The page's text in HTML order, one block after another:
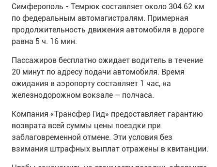
Симферополь - Темрюк составляет около 304.62 км
по федеральным автомагистралям. Примерная
продолжительность движения автомобиля в дороге
равна 5 ч. 16 мин.
Пассажиров бесплатно ожидает водитель в течение
20 минут по адресу подачи автомобиля. Время
ожидания в аэропорту составляет 1 час, на
железнодорожном вокзале – полчаса.
Компания «Трансфер Гид» предоставляет гарантию
возврата всей суммы цены поездки при
заблаговременной отмене. Эти условия без
взимания штрафных выплат отражены в квитанции.